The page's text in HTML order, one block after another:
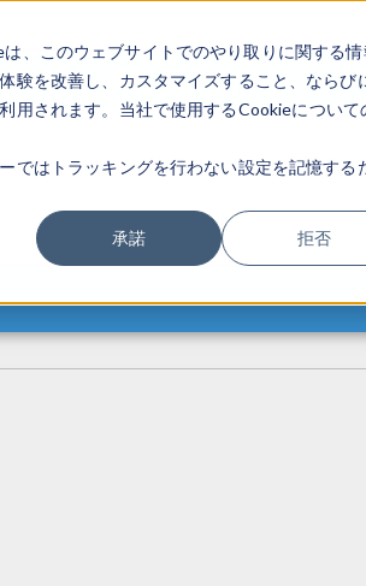
、このウェブサイトでのやり取りに関する情
験を改善し、カスタマイズすること、ならび
用されます。当社で使用するCookieについて
ではトラッキングを行わない設定を記憶する
承諾 拒否
製品 業界 ビデオギャラリ